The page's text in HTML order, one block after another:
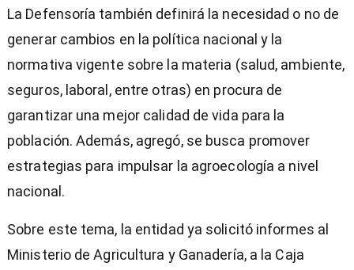
La Defensoría también definirá la necesidad o no de
generar cambios en la política nacional y la
normativa vigente sobre la materia (salud, ambiente,
seguros, laboral, entre otras) en procura de
garantizar una mejor calidad de vida para la
población. Además, agregó, se busca promover
estrategias para impulsar la agroecología a nivel
nacional.
Sobre este tema, la entidad ya solicitó informes al
Ministerio de Agricultura y Ganadería, a la Caja